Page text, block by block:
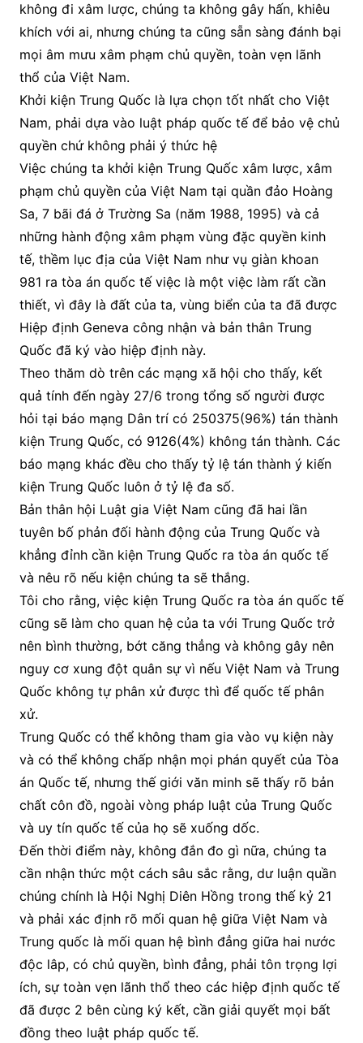
không đi xâm lược, chúng ta không gây hấn, khiêu
khích với ai, nhưng chúng ta cũng sẵn sàng đánh bại
mọi âm mưu xâm phạm chủ quyền, toàn vẹn lãnh
thổ của Việt Nam.
Khởi kiện Trung Quốc là lựa chọn tốt nhất cho Việt
Nam, phải dựa vào luật pháp quốc tế để bảo vệ chủ
quyền chứ không phải ý thức hệ
Việc chúng ta khởi kiện Trung Quốc xâm lược, xâm
phạm chủ quyền của Việt Nam tại quần đảo Hoàng
Sa, 7 bãi đá ở Trường Sa (năm 1988, 1995) và cả
những hành động xâm phạm vùng đặc quyền kinh
tế, thềm lục địa của Việt Nam như vụ giàn khoan
981 ra tòa án quốc tế việc là một việc làm rất cần
thiết, vì đây là đất của ta, vùng biển của ta đã được
Hiệp định Geneva công nhận và bản thân Trung
Quốc đã ký vào hiệp định này.
Theo thăm dò trên các mạng xã hội cho thấy, kết
quả tính đến ngày 27/6 trong tổng số người được
hỏi tại báo mạng Dân trí có 250375(96%) tán thành
kiện Trung Quốc, có 9126(4%) không tán thành. Các
báo mạng khác đều cho thấy tỷ lệ tán thành ý kiến
kiện Trung Quốc luôn ở tỷ lệ đa số.
Bản thân hội Luật gia Việt Nam cũng đã hai lần
tuyên bố phản đối hành động của Trung Quốc và
khẳng đỉnh cần kiện Trung Quốc ra tòa án quốc tế
và nêu rõ nếu kiện chúng ta sẽ thắng.
Tôi cho rằng, việc kiện Trung Quốc ra tòa án quốc tế
cũng sẽ làm cho quan hệ của ta với Trung Quốc trở
nên bình thường, bớt căng thẳng và không gây nên
nguy cơ xung đột quân sự vì nếu Việt Nam và Trung
Quốc không tự phân xử được thì để quốc tế phân
xử.
Trung Quốc có thể không tham gia vào vụ kiện này
và có thể không chấp nhận mọi phán quyết của Tòa
án Quốc tế, nhưng thế giới văn minh sẽ thấy rõ bản
chất côn đồ, ngoài vòng pháp luật của Trung Quốc
và uy tín quốc tế của họ sẽ xuống dốc.
Đến thời điểm này, không đắn đo gì nữa, chúng ta
cần nhận thức một cách sâu sắc rằng, dư luận quần
chúng chính là Hội Nghị Diên Hồng trong thế kỷ 21
và phải xác định rõ mối quan hệ giữa Việt Nam và
Trung quốc là mối quan hệ bình đẳng giữa hai nước
độc lâp, có chủ quyền, bình đẳng, phải tôn trọng lợi
ích, sự toàn vẹn lãnh thổ theo các hiệp định quốc tế
đã được 2 bên cùng ký kết, cần giải quyết mọi bất
đồng theo luật pháp quốc tế.